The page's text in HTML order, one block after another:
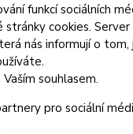
funkcí sociálních
stránky cookies. Server
nás informují o tom,
souhlasem.
pro sociální